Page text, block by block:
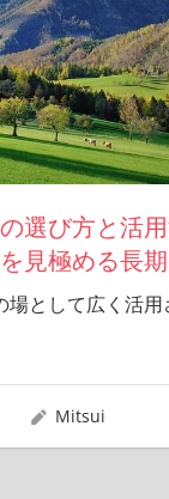
選び方と活
見極める長
場として広く活用
Mitsui